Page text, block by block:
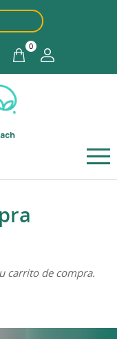
0
carrito de compra.